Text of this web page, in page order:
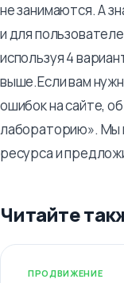
не занимаются. А
и для
используя 4
выше.Если вам
ошибок на сайте,
лабораторию». Мы
ресурса и
Читайте
ПРОДВИЖЕНИЕ